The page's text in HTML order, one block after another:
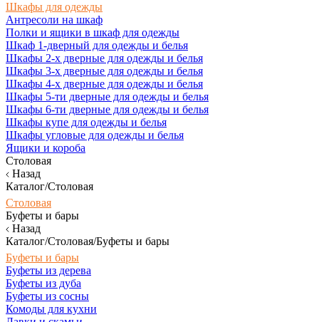
Шкафы для одежды
Антресоли на шкаф
Полки и ящики в шкаф для одежды
Шкаф 1-дверный для одежды и белья
Шкафы 2-х дверные для одежды и белья
Шкафы 3-х дверные для одежды и белья
Шкафы 4-х дверные для одежды и белья
Шкафы 5-ти дверные для одежды и белья
Шкафы 6-ти дверные для одежды и белья
Шкафы купе для одежды и белья
Шкафы угловые для одежды и белья
Ящики и короба
Столовая
Назад
Каталог/Столовая
Столовая
Буфеты и бары
Назад
Каталог/Столовая/Буфеты и бары
Буфеты и бары
Буфеты из дерева
Буфеты из дуба
Буфеты из сосны
Комоды для кухни